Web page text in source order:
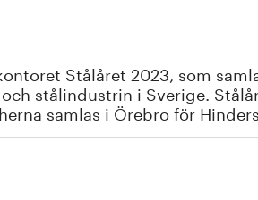
Stålåret 2023, som
stålindustrin i Sverige.
samlas i Örebro för